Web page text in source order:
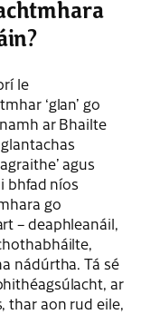
le
‘glan’ go
ar Bhailte
agus
bhfad níos
go
– deaphleanáil,
nádúrtha. Tá sé
ar
thar aon rud eile,